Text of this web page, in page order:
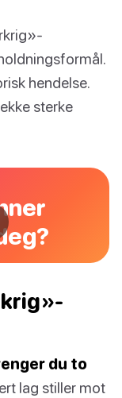
hendelse.
sterke
du to
lag stiller mot